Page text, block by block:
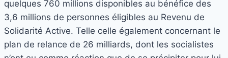
quelques 760 millions disponibles au bénéfice des
3,6 millions de personnes éligibles au Revenu de
Solidarité Active. Telle celle également concernant le
plan de relance de 26 milliards, dont les socialistes